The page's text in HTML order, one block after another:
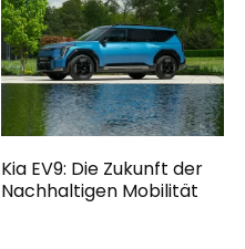
Kia EV9: Die Zukunft der
Nachhaltigen Mobilität